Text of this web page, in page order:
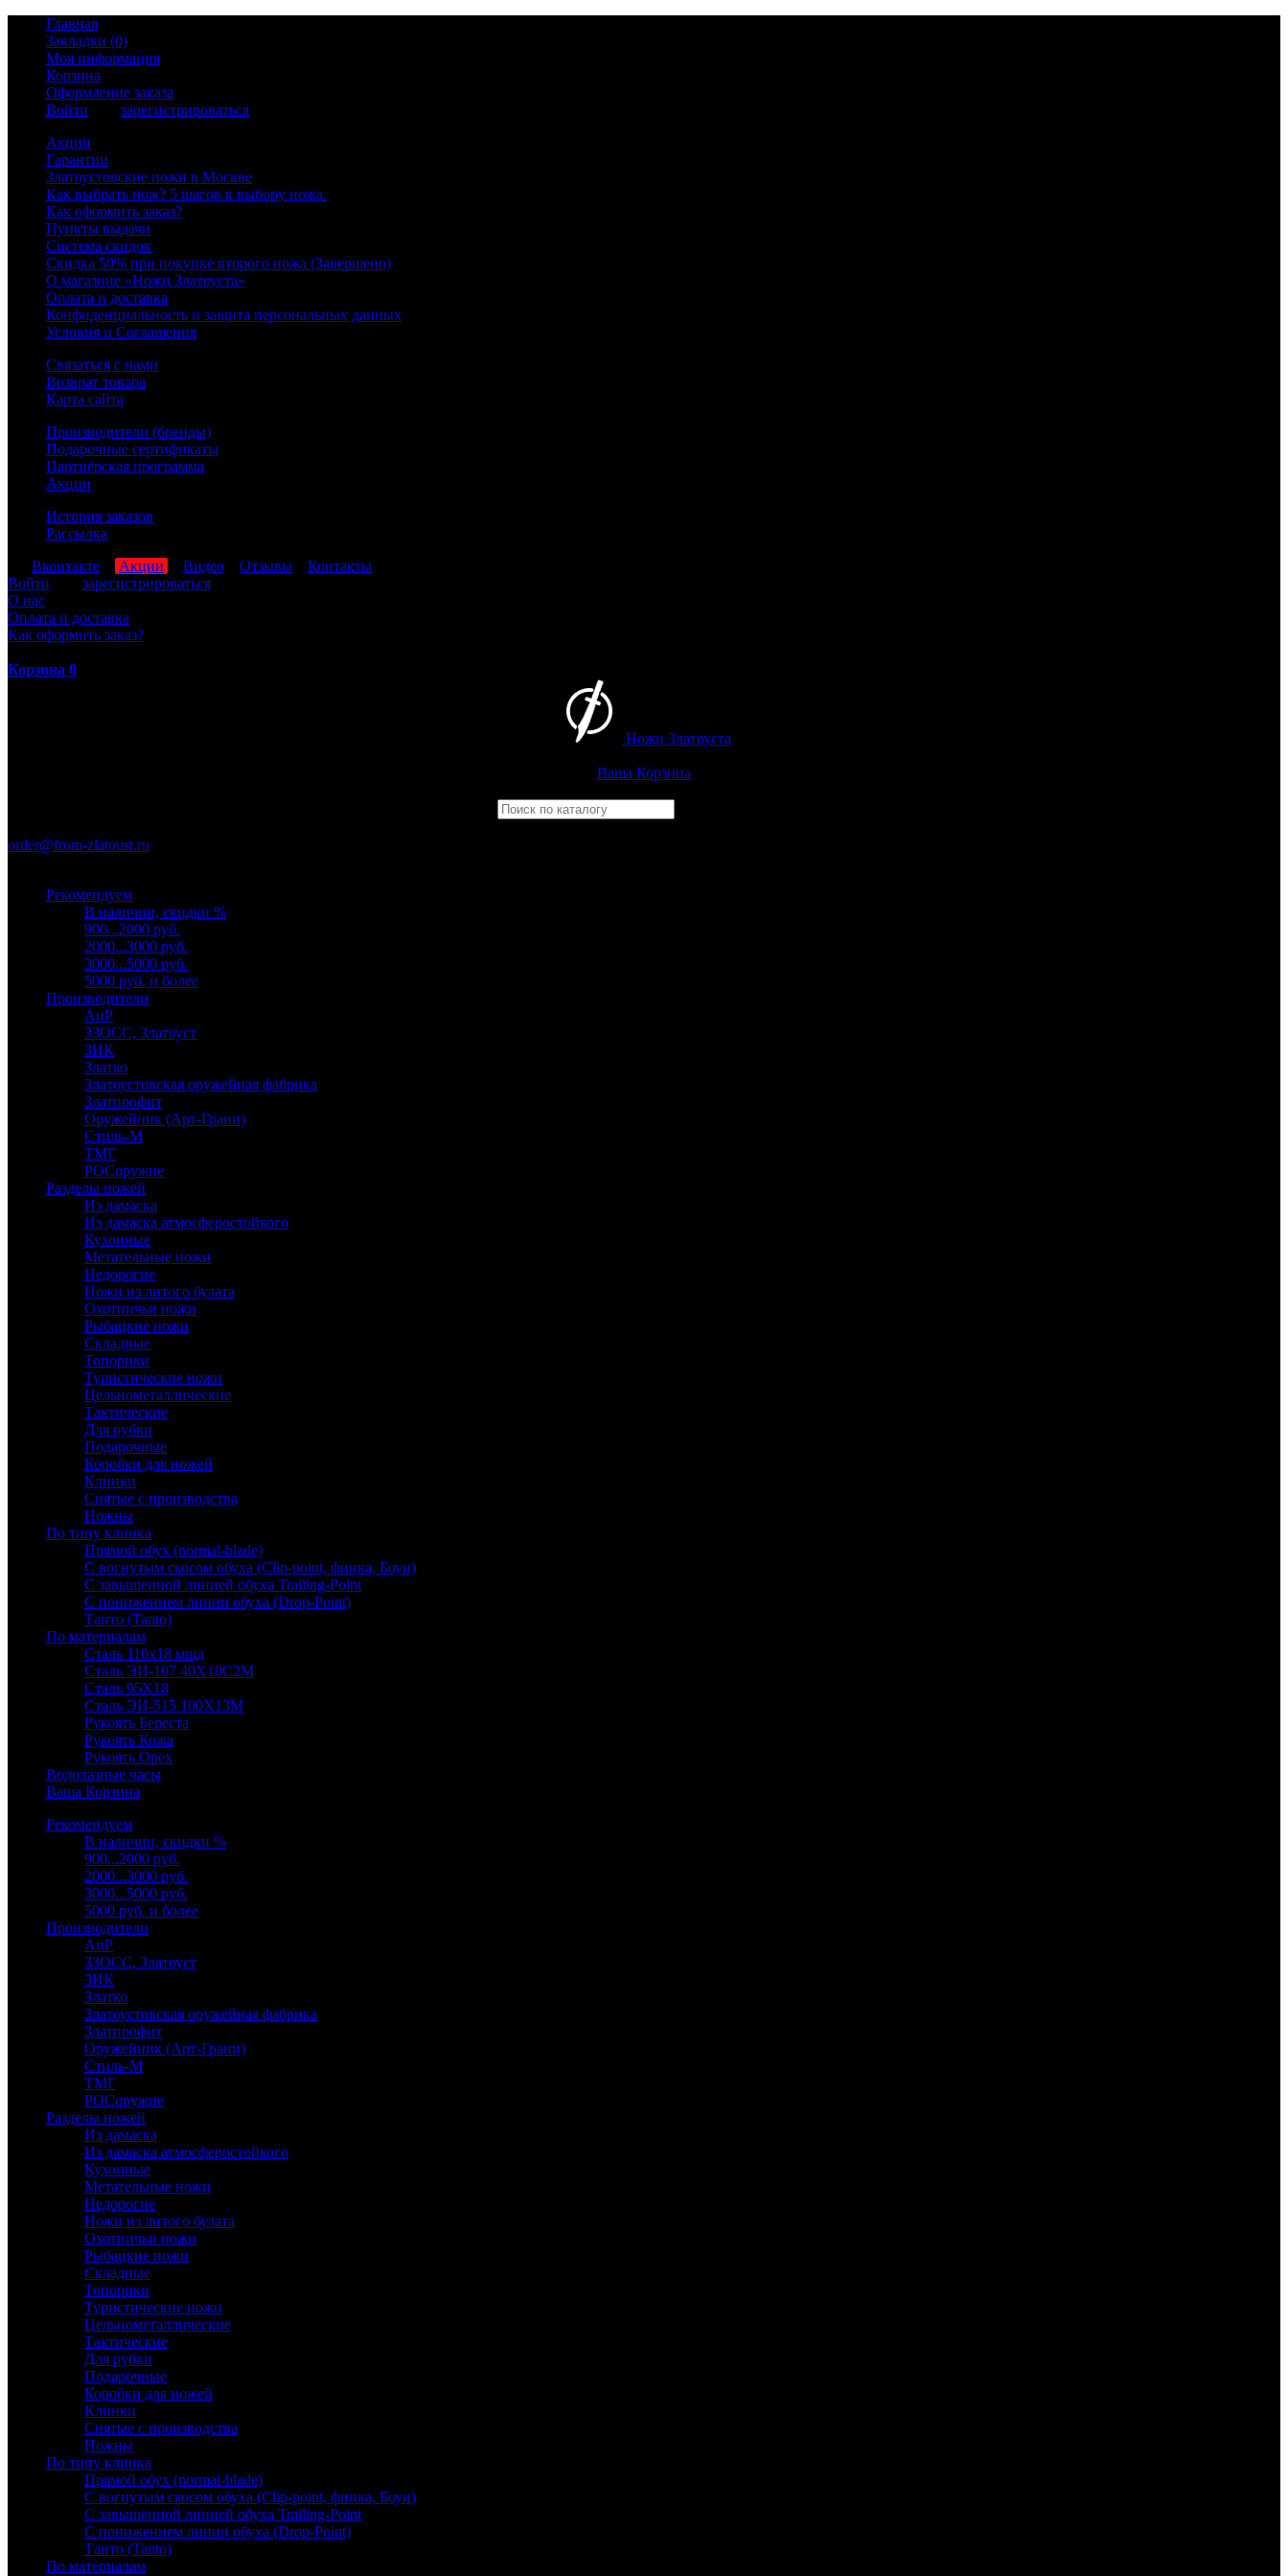
Главная
Закладки (0)
Моя информация
Корзина
Оформление заказа
Войти
зарегистрироваться
Акции
Гарантии
Златоустовские ножи в Москве
Как выбрать нож? 5 шагов к выбору ножа.
Как оформить заказ?
Пункты выдачи
Система скидок
Скидка 50% при покупке второго ножа (Завершено)
О магазине «Ножи Златоуста»
Оплата и доставка
Конфиденциальность и защита персональных данных
Условия и Соглашения
Связаться с нами
Возврат товара
Карта сайта
Производители (бренды)
Подарочные сертификаты
Партнёрская программа
Акции
История заказов
Рассылка
Вконтакте Акции Видео Отзывы
Контакты
Войти
зарегистрироваться
О нас
Оплата и доставка
Как оформить заказ?
Корзина 0
Ножи Златоуста
Ваша Корзина
order@from-zlatoust.ru
Рекомендуем
В наличии, скидки %
900...2000 руб.
2000...3000 руб.
3000...5000 руб.
5000 руб. и более
Производители
АиР
ЗЗОСС, Златоуст
ЗИК
Златко
Златоустовская оружейная фабрика
Златпрофит
Оружейник (Арт-Грани)
Стиль-М
ТМГ
РОСоружие
Разделы ножей
Из дамаска
Из дамаска атмосферостойкого
Кухонные
Метательные ножи
Недорогие
Ножи из литого булата
Охотничьи ножи
Рыбацкие ножи
Складные
Топорики
Туристические ножи
Цельнометаллические
Тактические
Для рубки
Подарочные
Коробки для ножей
Клинки
Снятые с производства
Ножны
По типу клинка
Прямой обух (normal-blade)
С вогнутым скосом обуха (Clip-point, финка, Боуи)
С завышенной линией обуха Trailing-Point
С понижением линии обуха (Drop-Point)
Танто (Tanto)
По материалам
Сталь 110х18 мшд
Сталь ЭИ-107 40Х10С2М
Сталь 95Х18
Сталь ЭИ-515 100Х13М
Рукоять Береста
Рукоять Кожа
Рукоять Орех
Водолазные часы
Ваша Корзина
Рекомендуем
В наличии, скидки %
900...2000 руб.
2000...3000 руб.
3000...5000 руб.
5000 руб. и более
Производители
АиР
ЗЗОСС, Златоуст
ЗИК
Златко
Златоустовская оружейная фабрика
Златпрофит
Оружейник (Арт-Грани)
Стиль-М
ТМГ
РОСоружие
Разделы ножей
Из дамаска
Из дамаска атмосферостойкого
Кухонные
Метательные ножи
Недорогие
Ножи из литого булата
Охотничьи ножи
Рыбацкие ножи
Складные
Топорики
Туристические ножи
Цельнометаллические
Тактические
Для рубки
Подарочные
Коробки для ножей
Клинки
Снятые с производства
Ножны
По типу клинка
Прямой обух (normal-blade)
С вогнутым скосом обуха (Clip-point, финка, Боуи)
С завышенной линией обуха Trailing-Point
С понижением линии обуха (Drop-Point)
Танто (Tanto)
По материалам